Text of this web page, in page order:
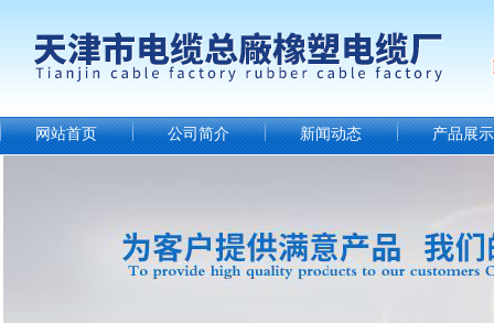
网站首页 公司简介 新闻动态 产品展示